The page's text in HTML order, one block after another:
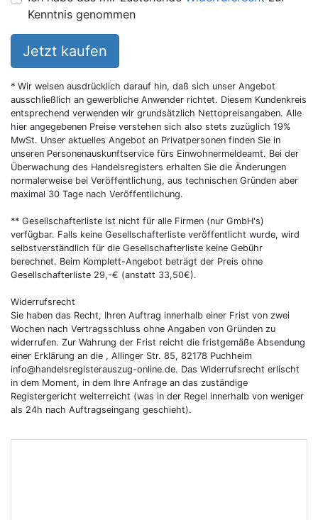
Kenntnis genommen
Jetzt kaufen
* Wir weisen ausdrücklich darauf hin, daß sich unser Angebot
ausschließlich an gewerbliche Anwender richtet. Diesem Kundenkreis
entsprechend verwenden wir grundsätzlich Nettopreisangaben. Alle
hier angegebenen Preise verstehen sich also stets zuzüglich 19%
MwSt. Unser aktuelles Angebot an Privatpersonen finden Sie in
unseren Personenauskunftservice fürs Einwohnermeldeamt. Bei der
Überwachung des Handelsregisters erhalten Sie die Änderungen
normalerweise bei Veröffentlichung, aus technischen Gründen aber
maximal 30 Tage nach Veröffentlichung.
** Gesellschafterliste ist nicht für alle Firmen (nur GmbH's)
verfügbar. Falls keine Gesellschafterliste veröffentlicht wurde, wird
selbstverständlich für die Gesellschafterliste keine Gebühr
berechnet. Beim Komplett-Angebot beträgt der Preis ohne
Gesellschafterliste 29,-€ (anstatt 33,50€).
Widerrufsrecht
Sie haben das Recht, Ihren Auftrag innerhalb einer Frist von zwei
Wochen nach Vertragsschluss ohne Angaben von Gründen zu
widerrufen. Zur Wahrung der Frist reicht die fristgemäße Absendung
einer Erklärung an die , Allinger Str. 85, 82178 Puchheim
info@handelsregisterauszug-online.de. Das Widerrufsrecht erlischt
in dem Moment, in dem Ihre Anfrage an das zuständige
Registergericht weiterreicht (was in der Regel innerhalb von weniger
als 24h nach Auftragseingang geschieht).